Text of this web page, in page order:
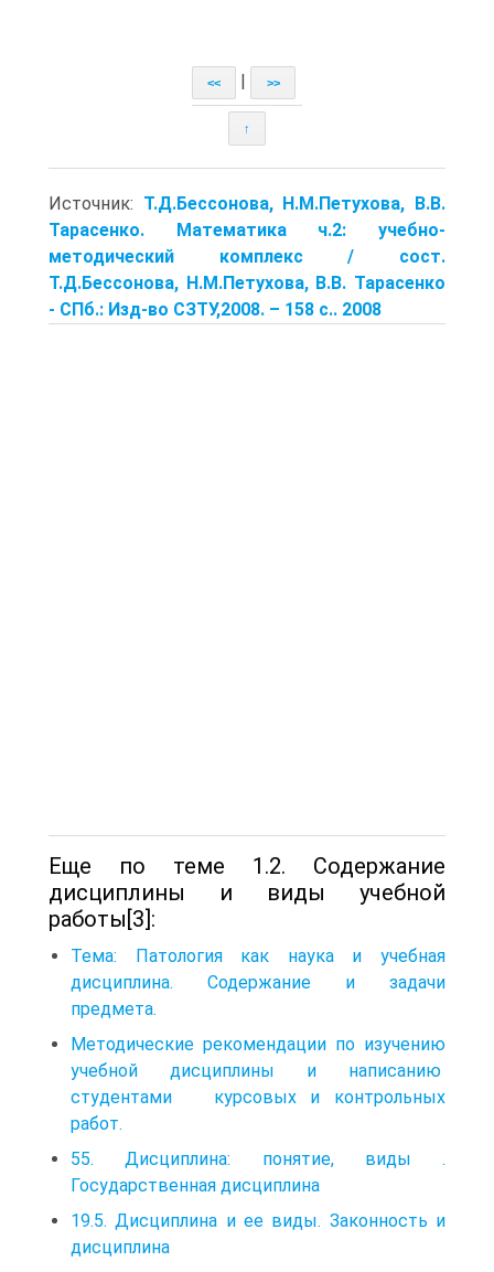
<< | >>
↑
Источник: Т.Д.Бессонова, Н.М.Петухова, В.В.
Тарасенко. Математика ч.2: учебно-
методический комплекс / сост.
Т.Д.Бессонова, Н.М.Петухова, В.В. Тарасенко
- СПб.: Изд-во CЗТУ,2008. – 158 с.. 2008
Еще по теме 1.2. Содержание
дисциплины и виды учебной
работы[3]:
Тема: Патология как наука и учебная
дисциплина. Содержание и задачи
предмета.
Методические рекомендации по изучению
учебной дисциплины и написанию
студентами курсовых и контрольных
работ.
55. Дисциплина: понятие, виды .
Государственная дисциплина
19.5. Дисциплина и ее виды. Законность и
дисциплина